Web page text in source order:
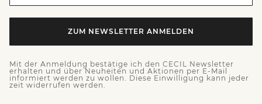
ZUM NEWSLETTER ANMELDEN
Mit der Anmeldung bestätige ich den CECIL Newsletter
erhalten und über Neuheiten und Aktionen per E-Mail
informiert werden zu wollen. Diese Einwilligung kann jeder
zeit widerrufen werden.